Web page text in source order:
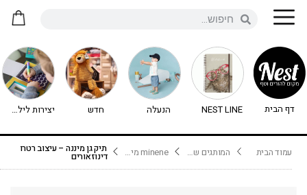
דף הבית NEST LINE הנעלה חדש יצירות לילדים - יצירה לילדים
עמוד הבית המותגים שלנו minene מיננה תיק גן מיננה – עיצוב רטרו
דינוזאורים